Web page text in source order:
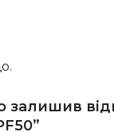
залишив